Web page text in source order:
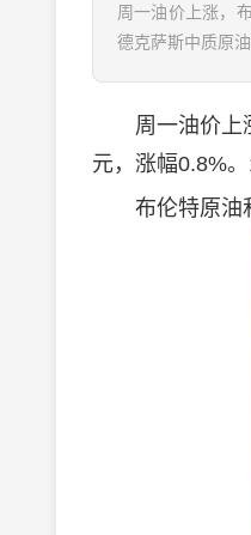
周一油价上涨，
德克萨斯中质原
周一油价上涨
元，涨幅0.8%
布伦特原油和